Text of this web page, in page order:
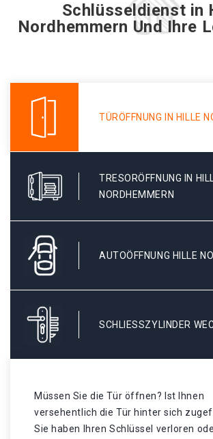
Schlüsseldienst in
Nordhemmern Und Ihre
TÜRÖFFNUNG IN HILLE
TRESORÖFFNUNG IN
NORDHEMMERN
AUTOÖFFNUNG HILLE
SCHLIESSZYLINDER
Müssen Sie die Tür öffnen? Ist Ihnen
versehentlich die Tür hinter sich
Sie haben Ihren Schlüssel verloren